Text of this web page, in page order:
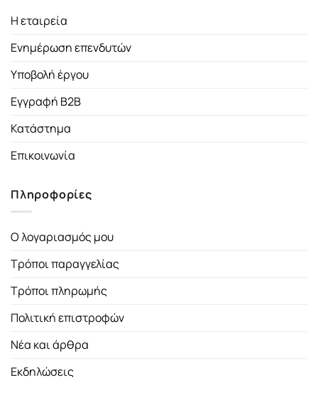
Η εταιρεία
Ενημέρωση επενδυτών
Υποβολή έργου
Εγγραφή B2B
Κατάστημα
Επικοινωνία
Πληροφορίες
Ο λογαριασμός μου
Τρόποι παραγγελίας
Τρόποι πληρωμής
Πολιτική επιστροφών
Νέα και άρθρα
Εκδηλώσεις